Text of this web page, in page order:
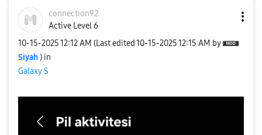
connection92
Active Level 6
‎10-15-202512:12 AM (Last edited ‎10-15-202512:15 AM by
Siyah ) in
Galaxy S